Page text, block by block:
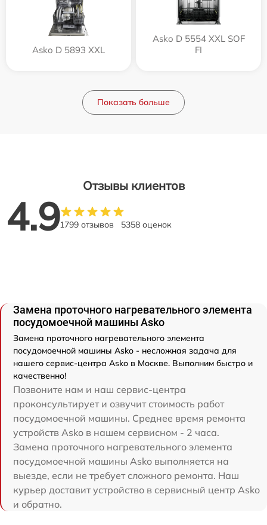
Asko D 5893 XXL
Asko D 5554 XXL SOF
FI
Показать больше
Отзывы клиентов
4.91799 отзывов 5358 оценок
Замена проточного нагревательного элемента
посудомоечной машины Asko
Замена проточного нагревательного элемента
посудомоечной машины Asko - несложная задача для
нашего сервис-центра Asko в Москве. Выполним быстро и
качественно!
Позвоните нам и наш сервис-центра
проконсультирует и озвучит стоимость работ
посудомоечной машины. Среднее время ремонта
устройств Asko в нашем сервисном - 2 часа.
Замена проточного нагревательного элемента
посудомоечной машины Asko выполняется на
выезде, если не требует сложного ремонта. Наш
курьер доставит устройство в сервисный центр Asko
и обратно.